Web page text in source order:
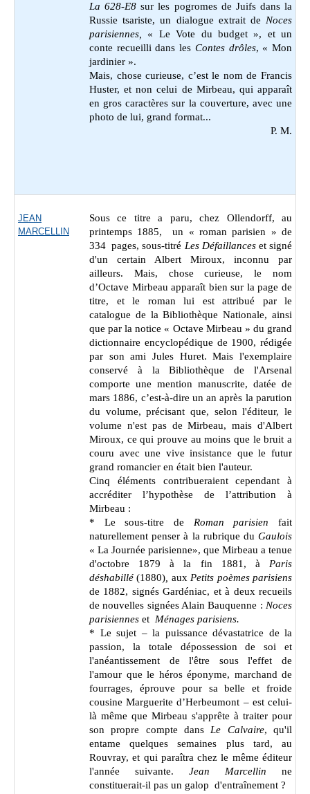
La 628-E8 sur les pogromes de Juifs dans la
Russie tsariste, un dialogue extrait de Noces
parisiennes, « Le Vote du budget », et un
conte recueilli dans les Contes drôles, « Mon
jardinier ».
Mais, chose curieuse, c’est le nom de Francis
Huster, et non celui de Mirbeau, qui apparaît
en gros caractères sur la couverture, avec une
photo de lui, grand format...
P. M.
JEAN
MARCELLIN
Sous ce titre a paru, chez Ollendorff, au
printemps 1885, un « roman parisien » de
334 pages, sous-titré Les Défaillanceset signé
d'un certain Albert Miroux, inconnu par
ailleurs. Mais, chose curieuse, le nom
d’Octave Mirbeau apparaît bien sur la page de
titre, et le roman lui est attribué par le
catalogue de la Bibliothèque Nationale, ainsi
que par la notice « Octave Mirbeau » du grand
dictionnaire encyclopédique de 1900, rédigée
par son ami Jules Huret. Mais l'exemplaire
conservé à la Bibliothèque de l'Arsenal
comporte une mention manuscrite, datée de
mars 1886, c’est-à-dire un an après la parution
du volume, précisant que, selon l'éditeur, le
volume n'est pas de Mirbeau, mais d'Albert
Miroux, ce qui prouve au moins que le bruit a
couru avec une vive insistance que le futur
grand romancier en était bien l'auteur.
Cinq éléments contribueraient cependant à
accréditer l’hypothèse de l’attribution à
Mirbeau :
* Le sous-titre de Roman parisien fait
naturellement penser à la rubrique du Gaulois
« La Journée parisienne», que Mirbeau a tenue
d'octobre 1879 à la fin 1881, à Paris
déshabillé(1880), auxPetits poèmes parisiens
de 1882, signés Gardéniac, et à deux recueils
de nouvelles signées Alain Bauquenne : Noces
parisiennes et Ménages parisiens.
* Le sujet – la puissance dévastatrice de la
passion, la totale dépossession de soi et
l'anéantissement de l'être sous l'effet de
l'amour que le héros éponyme, marchand de
fourrages, éprouve pour sa belle et froide
cousine Marguerite d’Herbeumont – est celui-
là même que Mirbeau s'apprête à traiter pour
son propre compte dansLe Calvaire, qu'il
entame quelques semaines plus tard, au
Rouvray, et qui paraîtra chez le même éditeur
l'année suivante. Jean Marcellin ne
constituerait-il pas un galop d'entraînement ?